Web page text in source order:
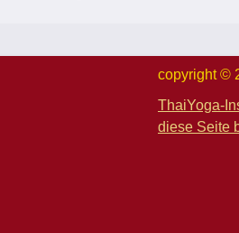
copyright ©
ThaiYoga-
diese Seite